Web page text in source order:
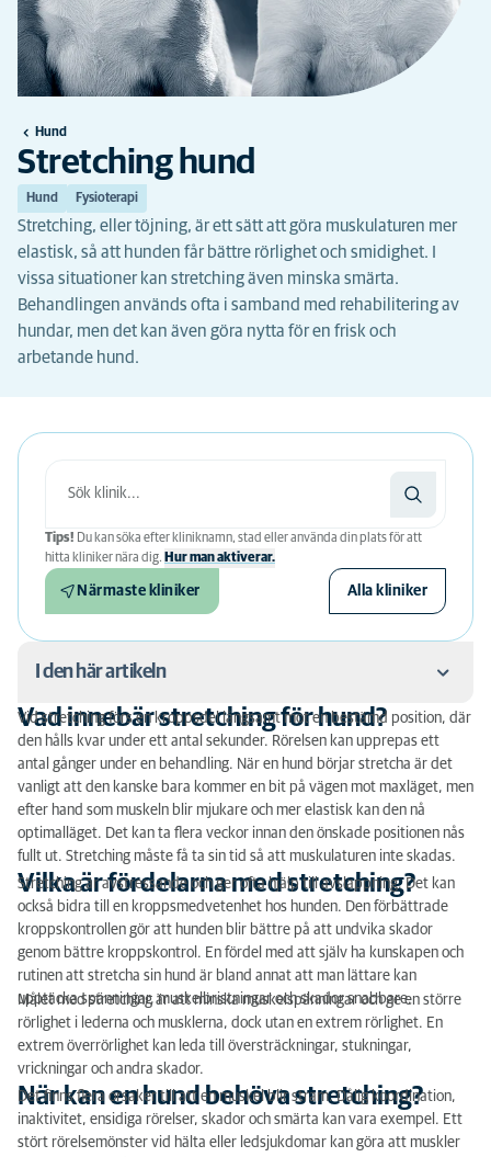
Hund
Stretching hund
Hund Fysioterapi
Stretching, eller töjning, är ett sätt att göra muskulaturen mer
elastisk, så att hunden får bättre rörlighet och smidighet. I
vissa situationer kan stretching även minska smärta.
Behandlingen används ofta i samband med rehabilitering av
hundar, men det kan även göra nytta för en frisk och
arbetande hund.
Tips! Du kan söka efter kliniknamn, stad eller använda din plats för att
hitta kliniker nära dig. Hur man aktiverar.
Närmaste kliniker Alla kliniker
I den här artikeln
Vad innebär stretching för hund?
Vilka är fördelarna med stretching?
När kan en hund behöva stretching?
Hur går stretching för hund till?
När bör hunden inte stretchas?
Vad ska man tänka på?
Vad innebär stretching för hund?
Vid stretching förs en kroppsdel långsamt mot en bestämd position, där
den hålls kvar under ett antal sekunder. Rörelsen kan upprepas ett
antal gånger under en behandling. När en hund börjar stretcha är det
vanligt att den kanske bara kommer en bit på vägen mot maxläget, men
efter hand som muskeln blir mjukare och mer elastisk kan den nå
optimalläget. Det kan ta flera veckor innan den önskade positionen nås
fullt ut. Stretching måste få ta sin tid så att muskulaturen inte skadas.
Vilka är fördelarna med stretching?
Stretching är avstressande och ger ofta hjälp till avslappning. Det kan
också bidra till en kroppsmedvetenhet hos hunden. Den förbättrade
kroppskontrollen gör att hunden blir bättre på att undvika skador
genom bättre kroppskontrol. En fördel med att själv ha kunskapen och
rutinen att stretcha sin hund är bland annat att man lättare kan
upptäcka spänningar, muskelbristningar och skador snabbare.
Målet med stretching är att minska muskelspänningar och ge en större
rörlighet i lederna och musklerna, dock utan en extrem rörlighet. En
extrem överrörlighet kan leda till översträckningar, stukningar,
vrickningar och andra skador.
När kan en hund behöva stretching?
Det finns flera orsaker till att en muskel blir stram. Dålig koordination,
inaktivitet, ensidiga rörelser, skador och smärta kan vara exempel. Ett
stört rörelsemönster vid hälta eller ledsjukdomar kan göra att muskler